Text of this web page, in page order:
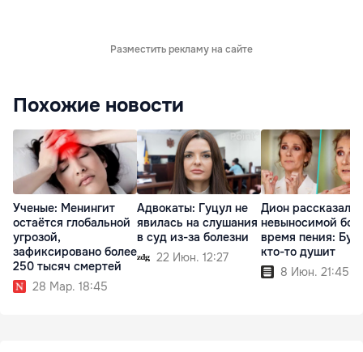
Разместить рекламу на сайте
Похожие новости
Ученые: Менингит
остаётся глобальной
угрозой,
зафиксировано более
250 тысяч смертей
28 Мар. 18:45
Адвокаты: Гуцул не
явилась на слушания
в суд из-за болезни
22 Июн. 12:27
Дион рассказала
невыносимой
время пения:
кто-то душит
8 Июн. 21:45